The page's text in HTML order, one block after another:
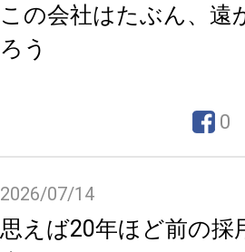
この会社はたぶん、遠
ろう
0
2026/07/14
思えば20年ほど前の採